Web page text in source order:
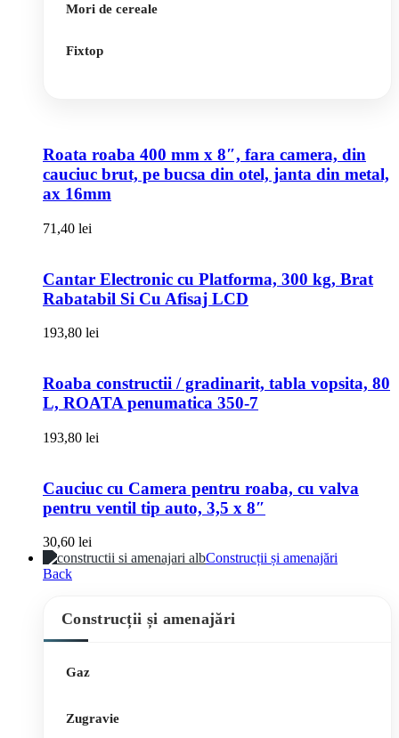
Mori de cereale
Fixtop
Roata roaba 400 mm x 8″, fara camera, din
cauciuc brut, pe bucsa din otel, janta din metal,
ax 16mm
71,40 lei
Cantar Electronic cu Platforma, 300 kg, Brat
Rabatabil Si Cu Afisaj LCD
193,80 lei
Roaba constructii / gradinarit, tabla vopsita, 80
L, ROATA penumatica 350-7
193,80 lei
Cauciuc cu Camera pentru roaba, cu valva
pentru ventil tip auto, 3,5 x 8″
30,60 lei
Construcții și amenajări
Back
Construcții și amenajări
Gaz
Zugravie